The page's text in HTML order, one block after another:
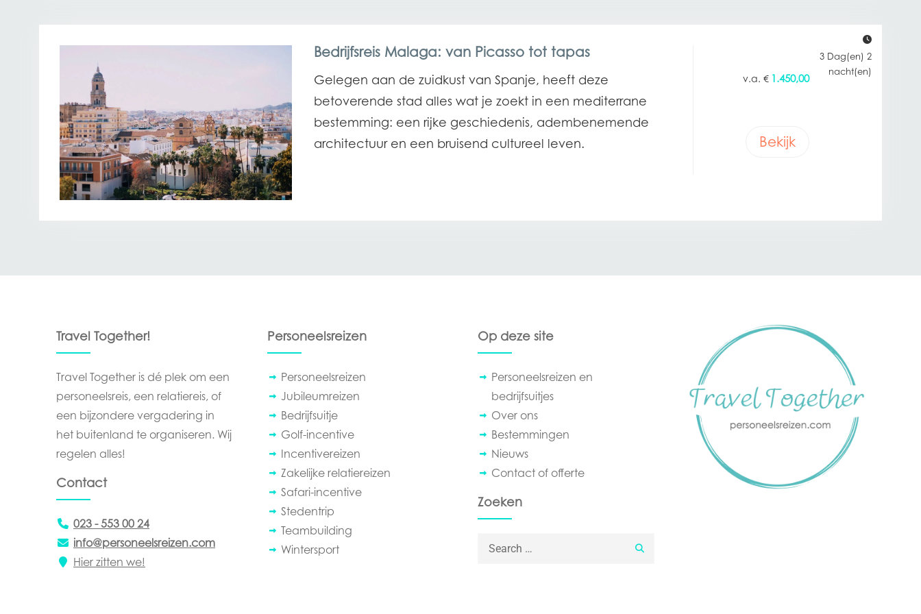
Bedrijfsreis Malaga: van Picasso tot tapas
Gelegen aan de zuidkust van Spanje, heeft deze
betoverende stad alles wat je zoekt in een mediterrane
bestemming: een rijke geschiedenis, adembenemende
architectuur en een bruisend cultureel leven.
3 Dag(en) 2
nacht(en)
€ 1.450,00
Bekijk
Travel Together!
Travel Together is dé plek om een
personeelsreis, een relatiereis, of
een bijzondere vergadering in
het buitenland te organiseren. Wij
regelen alles!
Contact
023 - 553 00 24
info@personeelsreizen.com
Hier zitten we!
Personeelsreizen
Personeelsreizen
Jubileumreizen
Bedrijfsuitje
Golf-incentive
Incentivereizen
Zakelijke relatiereizen
Safari-incentive
Stedentrip
Teambuilding
Wintersport
Op deze site
Personeelsreizen en
bedrijfsuitjes
Over ons
Bestemmingen
Nieuws
Contact of offerte
Zoeken
Search for: